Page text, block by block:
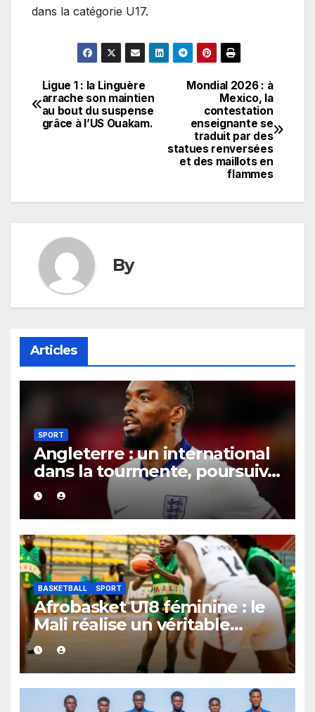
dans la catégorie U17.
Navigation
de
Mondial 2026 : à
Mexico, la
contestation
enseignante se
traduit par des
statues renversées
et des maillots en
flammes
Ligue 1 : la Linguère
arrache son maintien
au bout du suspense
grâce à l’US Ouakam.
By
Articles
SPORT
Angleterre : un international
dans la tourmente, poursuivi
après une présumée
agression survenue en boîte
de nuit.
BASKETBALL SPORT
Afrobasket U18 féminine : le
Mali réalise un véritable
festival offensif et inflige une
lourde défaite au Bénin.